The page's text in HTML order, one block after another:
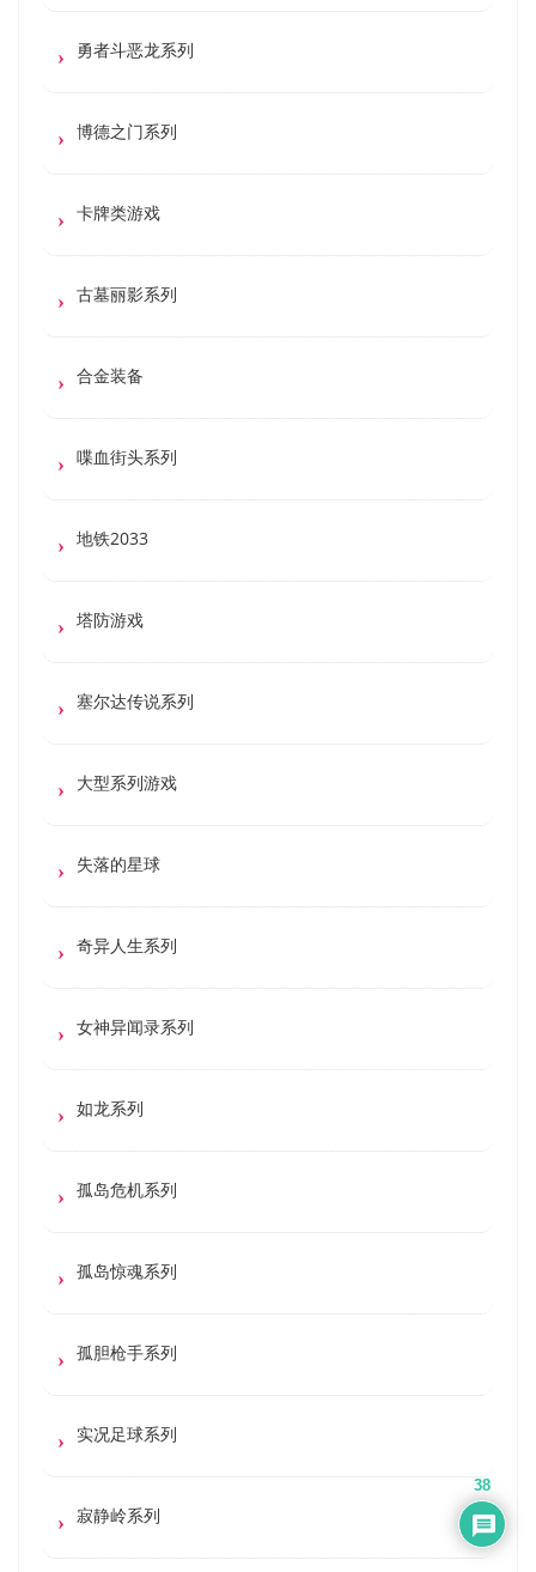
勇者斗恶龙系列
博德之门系列
卡牌类游戏
古墓丽影系列
合金装备
喋血街头系列
地铁2033
塔防游戏
塞尔达传说系列
大型系列游戏
失落的星球
奇异人生系列
女神异闻录系列
如龙系列
孤岛危机系列
孤岛惊魂系列
孤胆枪手系列
实况足球系列
寂静岭系列
38